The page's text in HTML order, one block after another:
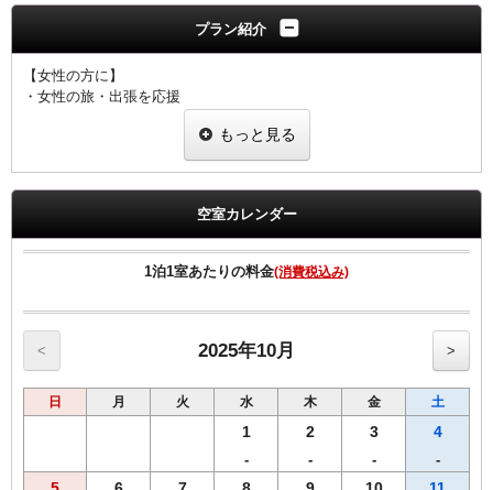
プラン紹介
【女性の方に】
・女性の旅・出張を応援
ピュアスマイル eyeしてる
ジュレーム ノンシリコンシャンプー・トリートメント
※内容については変更になることもあります。ご了承下さい。
完備。
・ご宿泊者様専用の大浴場をご利用いただけます。
もっと見る
空室カレンダー
1泊1室あたりの料金(消費税込み)
< 2025年10月 >
日 月 火 水 木 金 土
1
-
2
-
3
-
4
-